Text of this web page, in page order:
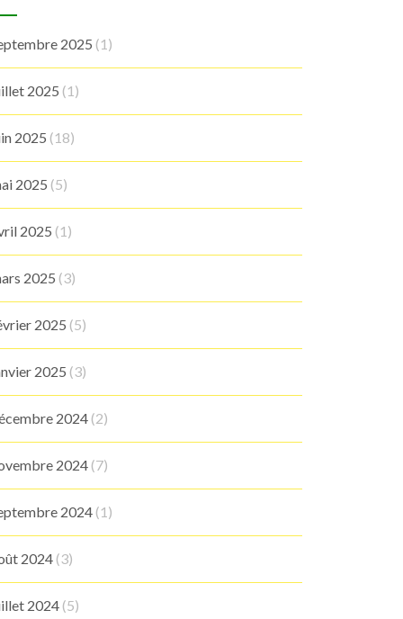
2025 (1)
2025 (1)
2025 (18)
2025 (5)
2025 (1)
2025 (3)
2025 (5)
2025 (3)
2024 (2)
2024 (7)
2024 (1)
2024 (3)
2024 (5)